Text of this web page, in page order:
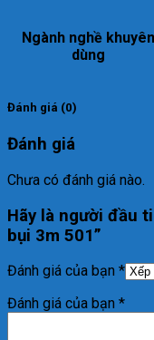
Ngành nghề khuyên
dùng
Đánh giá (0)
Đánh giá
Chưa có đánh giá nào.
Hãy là người đầu
bụi 3m 501”
Đánh giá của bạn *
Đánh giá của bạn *